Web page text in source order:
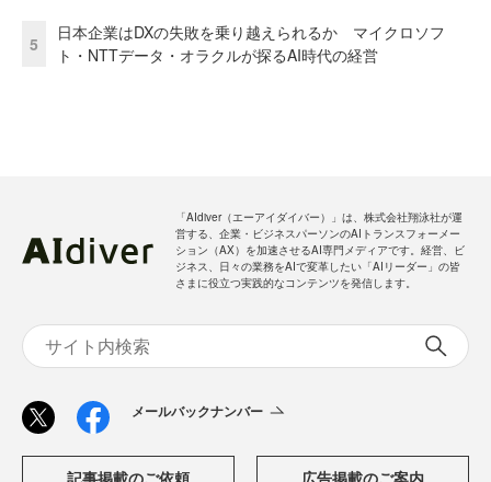
5
日本企業はDXの失敗を乗り越えられるか マイクロソフ
ト・NTTデータ・オラクルが探るAI時代の経営
「AIdiver（エーアイダイバー）」は、株式会社翔泳社が運
営する、企業・ビジネスパーソンのAIトランスフォーメー
ション（AX）を加速させるAI専門メディアです。経営、ビ
ジネス、日々の業務をAIで変革したい「AIリーダー」の皆
さまに役立つ実践的なコンテンツを発信します。
メールバックナンバー
記事掲載のご依頼 広告掲載のご案内